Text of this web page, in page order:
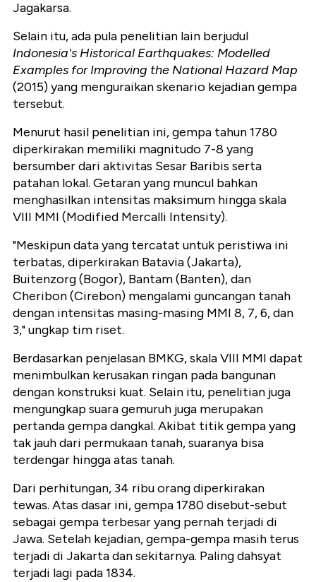
Jagakarsa.
Selain itu, ada pula penelitian lain berjudul
Indonesia's Historical Earthquakes: Modelled
Examples for Improving the National Hazard Map
(2015) yang menguraikan skenario kejadian gempa
tersebut.
Menurut hasil penelitian ini, gempa tahun 1780
diperkirakan memiliki magnitudo 7-8 yang
bersumber dari aktivitas Sesar Baribis serta
patahan lokal. Getaran yang muncul bahkan
menghasilkan intensitas maksimum hingga skala
VIII MMI (Modified Mercalli Intensity).
"Meskipun data yang tercatat untuk peristiwa ini
terbatas, diperkirakan Batavia (Jakarta),
Buitenzorg (Bogor), Bantam (Banten), dan
Cheribon (Cirebon) mengalami guncangan tanah
dengan intensitas masing-masing MMI 8, 7, 6, dan
3," ungkap tim riset.
Berdasarkan penjelasan BMKG, skala VIII MMI dapat
menimbulkan kerusakan ringan pada bangunan
dengan konstruksi kuat. Selain itu, penelitian juga
mengungkap suara gemuruh juga merupakan
pertanda gempa dangkal. Akibat titik gempa yang
tak jauh dari permukaan tanah, suaranya bisa
terdengar hingga atas tanah.
Dari perhitungan, 34 ribu orang diperkirakan
tewas. Atas dasar ini, gempa 1780 disebut-sebut
sebagai gempa terbesar yang pernah terjadi di
Jawa. Setelah kejadian, gempa-gempa masih terus
terjadi di Jakarta dan sekitarnya. Paling dahsyat
terjadi lagi pada 1834.